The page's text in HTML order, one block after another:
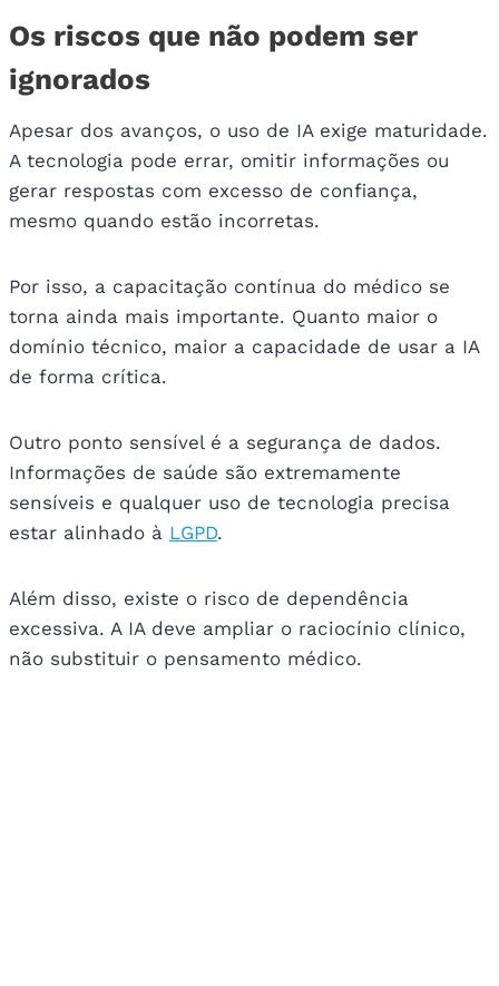
Os riscos que não podem ser
ignorados
Apesar dos avanços, o uso de IA exige maturidade.
A tecnologia pode errar, omitir informações ou
gerar respostas com excesso de confiança,
mesmo quando estão incorretas.
Por isso, a capacitação contínua do médico se
torna ainda mais importante. Quanto maior o
domínio técnico, maior a capacidade de usar a IA
de forma crítica.
Outro ponto sensível é a segurança de dados.
Informações de saúde são extremamente
sensíveis e qualquer uso de tecnologia precisa
estar alinhado à LGPD.
Além disso, existe o risco de dependência
excessiva. A IA deve ampliar o raciocínio clínico,
não substituir o pensamento médico.